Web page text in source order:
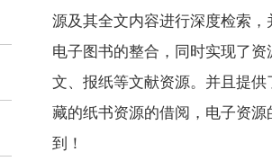
源及其全文内容进行深度检索
电子图书的整合，同时实现了
文、报纸等文献资源。并且提
藏的纸书资源的借阅，电子资
到！